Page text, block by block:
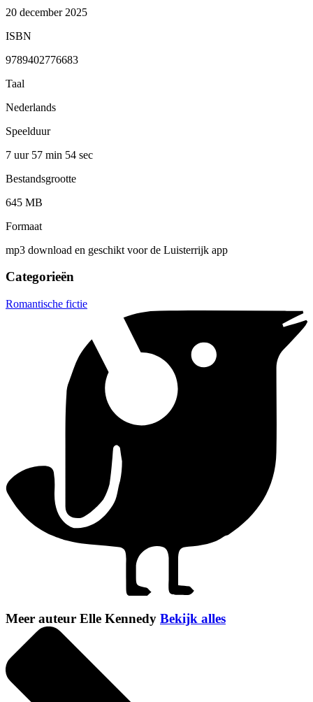
20 december 2025
ISBN
9789402776683
Taal
Nederlands
Speelduur
7 uur 57 min 54 sec
Bestandsgrootte
645 MB
Formaat
mp3 download en geschikt voor de Luisterrijk app
Categorieën
Romantische fictie
Meer auteur Elle Kennedy Bekijk alles